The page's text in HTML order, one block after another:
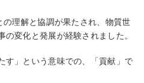
理解と協調が果たされ、物質世
変化と発展が経験されました。
す」という意味での、「貢献」で